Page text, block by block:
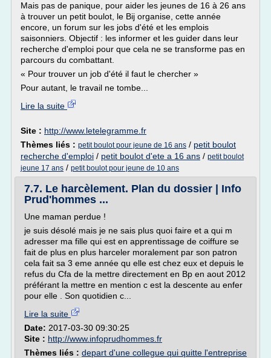
Mais pas de panique, pour aider les jeunes de 16 à 26 ans
à trouver un petit boulot, le Bij organise, cette année
encore, un forum sur les jobs d'été et les emplois
saisonniers. Objectif : les informer et les guider dans leur
recherche d'emploi pour que cela ne se transforme pas en
parcours du combattant.
« Pour trouver un job d'été il faut le chercher »
Pour autant, le travail ne tombe...
Lire la suite
Site : http://www.letelegramme.fr
Thèmes liés : petit boulot pour jeune de 16 ans / petit boulot
recherche d'emploi / petit boulot d'ete a 16 ans / petit boulot
jeune 17 ans / petit boulot pour jeune de 10 ans
7.7. Le harcèlement. Plan du dossier | Info
Prud'hommes ...
Une maman perdue !
je suis désolé mais je ne sais plus quoi faire et a qui m
adresser ma fille qui est en apprentissage de coiffure se
fait de plus en plus harceler moralement par son patron
cela fait sa 3 eme année qu elle est chez eux et depuis le
refus du Cfa de la mettre directement en Bp en aout 2012
préférant la mettre en mention c est la descente au enfer
pour elle . Son quotidien c...
Lire la suite
Date: 2017-03-30 09:30:25
Site : http://www.infoprudhommes.fr
Thèmes liés : depart d'une collegue qui quitte l'entreprise